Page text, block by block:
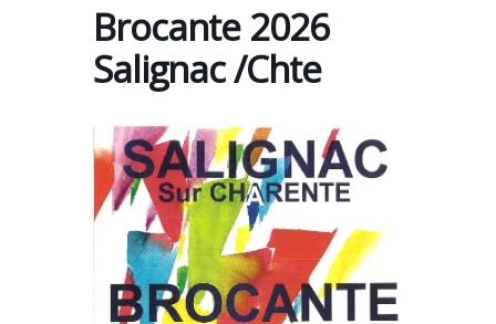
Brocante 2026
Salignac /Chte